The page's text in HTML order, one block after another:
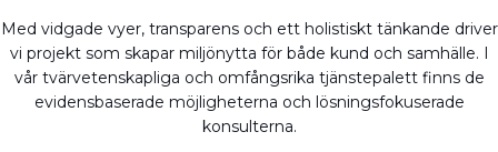
Med vidgade vyer, transparens och ett holistiskt tänkande driver
vi projekt som skapar miljönytta för både kund och samhälle. I
vår tvärvetenskapliga och omfångsrika tjänstepalett finns de
evidensbaserade möjligheterna och lösningsfokuserade
konsulterna.